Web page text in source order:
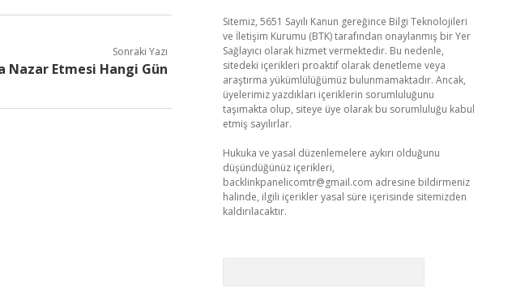
Sonraki Yazı
Nazar Etmesi Hangi Gün
Sitemiz, 5651 Sayılı Kanun gereğince Bilgi Teknolojileri
ve İletişim Kurumu (BTK) tarafından onaylanmış bir Yer
Sağlayıcı olarak hizmet vermektedir. Bu nedenle,
sitedeki içerikleri proaktif olarak denetleme veya
araştırma yükümlülüğümüz bulunmamaktadır. Ancak,
üyelerimiz yazdıkları içeriklerin sorumluluğunu
taşımakta olup, siteye üye olarak bu sorumluluğu kabul
etmiş sayılırlar.
Hukuka ve yasal düzenlemelere aykırı olduğunu
düşündüğünüz içerikleri,
backlinkpanelicomtr@gmail.com adresine bildirmeniz
halinde, ilgili içerikler yasal süre içerisinde sitemizden
kaldırılacaktır.